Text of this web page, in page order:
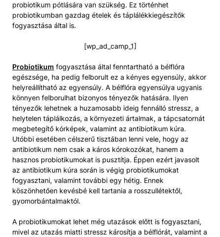
probiotikum pótlására van szükség. Ez történhet
probiotikumban gazdag ételek és táplálékkiegészítők
fogyasztása által is.
[wp_ad_camp_1]
Probiotikum fogyasztása által fenntartható a bélflóra
egészsége, ha pedig felborult ez a kényes egyensúly, akkor
helyreállítható az egyensúly. A bélflóra egyensúlya ugyanis
könnyen felborulhat bizonyos tényezők hatására. Ilyen
tényezők lehetnek a huzamosabb ideig fennálló stressz, a
helytelen táplálkozás, a környezeti ártalmak, a tápcsatornát
megbetegítő kórképek, valamint az antibiotikum kúra.
Utóbbi esetében célszerű tisztában lenni vele, hogy az
antibiotikum nem csak a káros kórokozókat, hanem a
hasznos probiotikumokat is pusztítja. Éppen ezért javasolt
az antibiotikum kúra során is végig probiotikumokat
fogyasztani, valamint további egy hétig. Ennek
köszönhetően kevésbé kell tartania a rosszullétektől,
gyomorbántalmaktól.
A probiotikumokat lehet még utazások előtt is fogyasztani,
mivel az utazás miatti stressz károsítja a bélflórát, valamint a